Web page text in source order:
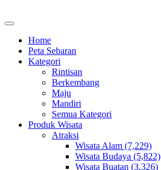
Home
Peta Sebaran
Kategori
Rintisan
Berkembang
Maju
Mandiri
Semua Kategori
Produk Wisata
Atraksi
Wisata Alam (7,229)
Wisata Budaya (5,822)
Wisata Buatan (3,326)